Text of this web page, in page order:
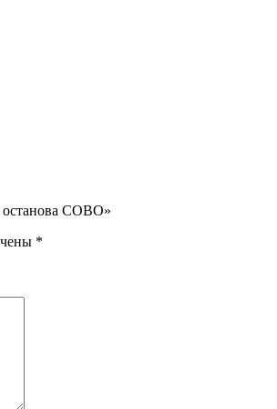
COBO»
*